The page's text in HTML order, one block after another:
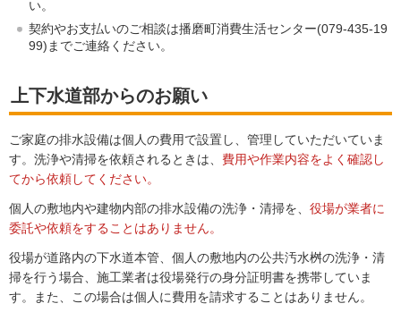
い。
契約やお支払いのご相談は播磨町消費生活センター(079-435-19
99)までご連絡ください。
上下水道部からのお願い
ご家庭の排水設備は個人の費用で設置し、管理していただいていま
す。洗浄や清掃を依頼されるときは、 費用や作業内容をよく確認し
てから依頼してください。
個人の敷地内や建物内部の排水設備の洗浄・清掃を、 役場が業者に
委託や依頼をすることはありません。
役場が道路内の下水道本管、個人の敷地内の公共汚水桝の洗浄・清
掃を行う場合、施工業者は役場発行の身分証明書を携帯していま
す。また、この場合は個人に費用を請求することはありません。